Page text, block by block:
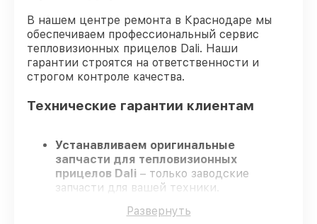
В нашем центре ремонта в Краснодаре мы
обеспечиваем профессиональный сервис
тепловизионных прицелов Dali. Наши
гарантии строятся на ответственности и
строгом контроле качества.
Технические гарантии клиентам
Устанавливаем оригинальные
запчасти для тепловизионных
прицелов Dali – только заводские
запчасти для вашей техники.
проходят строгий отбор, что
Развернуть